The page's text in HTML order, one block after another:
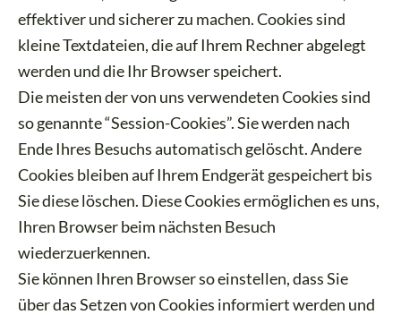
effektiver und sicherer zu machen. Cookies sind
kleine Textdateien, die auf Ihrem Rechner abgelegt
werden und die Ihr Browser speichert.
Die meisten der von uns verwendeten Cookies sind
so genannte “Session-Cookies”. Sie werden nach
Ende Ihres Besuchs automatisch gelöscht. Andere
Cookies bleiben auf Ihrem Endgerät gespeichert bis
Sie diese löschen. Diese Cookies ermöglichen es uns,
Ihren Browser beim nächsten Besuch
wiederzuerkennen.
Sie können Ihren Browser so einstellen, dass Sie
über das Setzen von Cookies informiert werden und